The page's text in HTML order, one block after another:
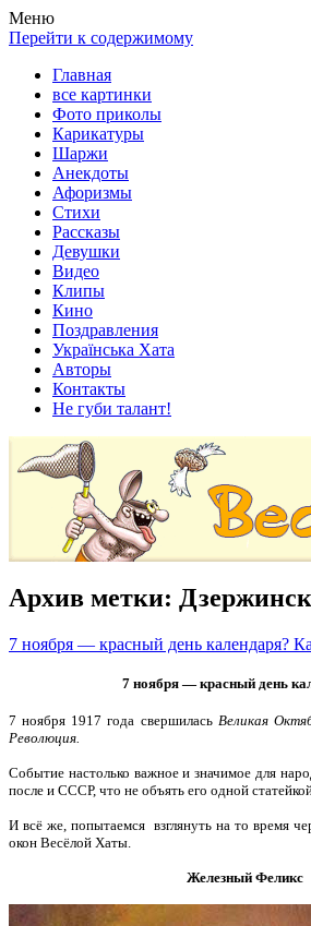
Весела хата — прикольные картинки,
клипы!
Покажем всем ваши фото приколы,
рассказы, видео и песни!
Меню
Перейти к содержимому
Главная
все картинки
Фото приколы
Карикатуры
Шаржи
Анекдоты
Афоризмы
Стихи
Рассказы
Девушки
Видео
Клипы
Кино
Поздравления
Українська Хата
Авторы
Контакты
Не губи талант!
Архив метки:
7 ноября — красный день календаря?
7 ноября — красный день
7 ноября 1917 года свершилась Великая
Революция.
Событие настолько важное и значимое для
после и СССР, что не объять его одной
И всё же, попытаемся взглянуть на то время
окон Весёлой Хаты.
Железный Феликс